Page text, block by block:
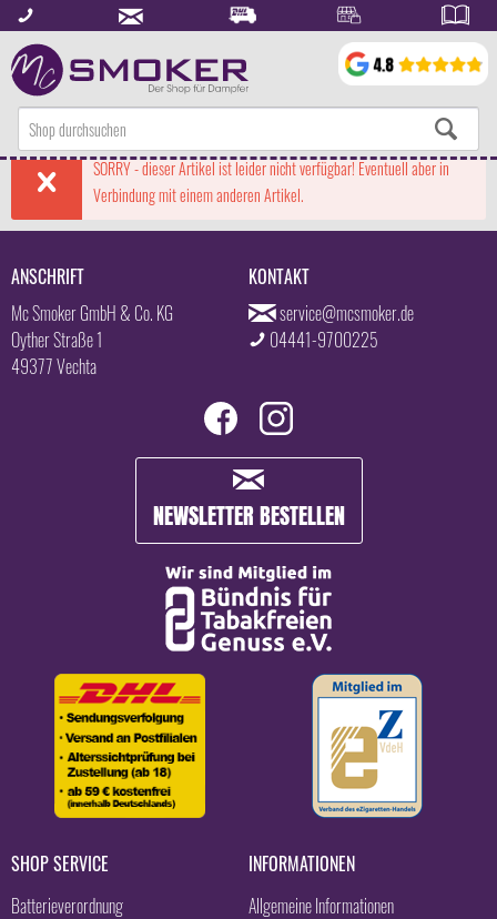
SORRY - dieser Artikel ist leider nicht verfügbar! Eventuell aber in
Verbindung mit einem anderen Artikel.
ANSCHRIFT
Mc Smoker GmbH & Co. KG
Oyther Straße 1
49377 Vechta
KONTAKT
service@mcsmoker.de
04441-9700225
NEWSLETTER BESTELLEN
SHOP SERVICE
Batterieverordnung
INFORMATIONEN
Allgemeine Informationen